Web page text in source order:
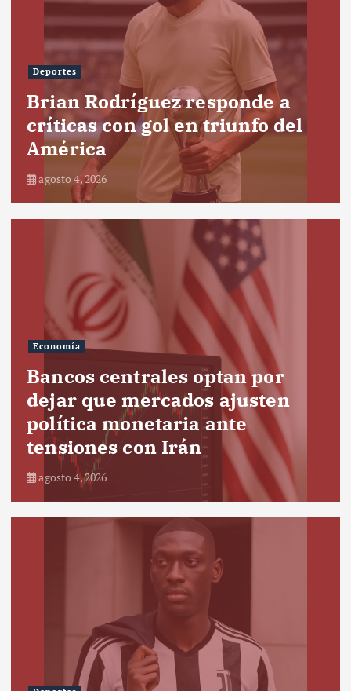
Deportes
Brian Rodríguez responde a
críticas con gol en triunfo del
América
agosto 4, 2026
Economía
Bancos centrales optan por
dejar que mercados ajusten
política monetaria ante
tensiones con Irán
agosto 4, 2026